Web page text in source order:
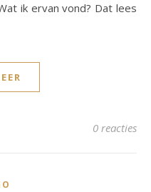
0 reacties